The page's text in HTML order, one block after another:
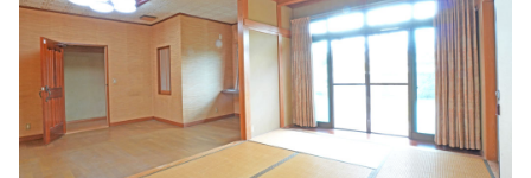
メディケアはしもと
住所:
和歌山県橋本市神野々８７７−１ マップで見る
なかいクリニック
住所:
和歌山県橋本市神野々３８２ マップで見る
伊都地方休日急患診療所
和歌山県橋本市東家１丁目３−１ マップで見る